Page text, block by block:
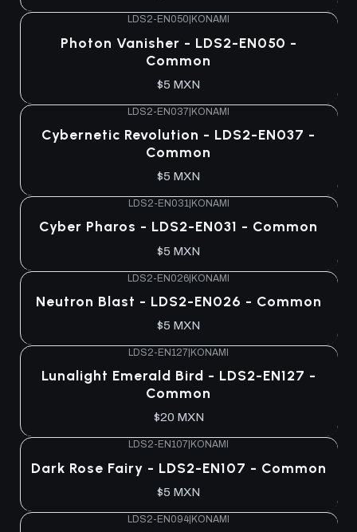
LDS2-EN050 KONAMI
Photon Vanisher - LDS2-EN050 -
Common
$5 MXN
LDS2-EN037|KONAMI
Cybernetic Revolution - LDS2-EN037 -
Common
$5 MXN
LDS2-EN031| KONAMI
Cyber Pharos - LDS2-EN031 - Common
$5 MXN
LDS2-EN026|KONAMI
Neutron Blast - LDS2-EN026 - Common
$5 MXN
LDS2-EN127 KONAMI
Lunalight Emerald Bird - LDS2-EN127 -
Common
$20 MXN
LDS2-EN107 KONAMI
Dark Rose Fairy - LDS2-EN107 - Common
$5 MXN
LDS2-EN094|KONAMI